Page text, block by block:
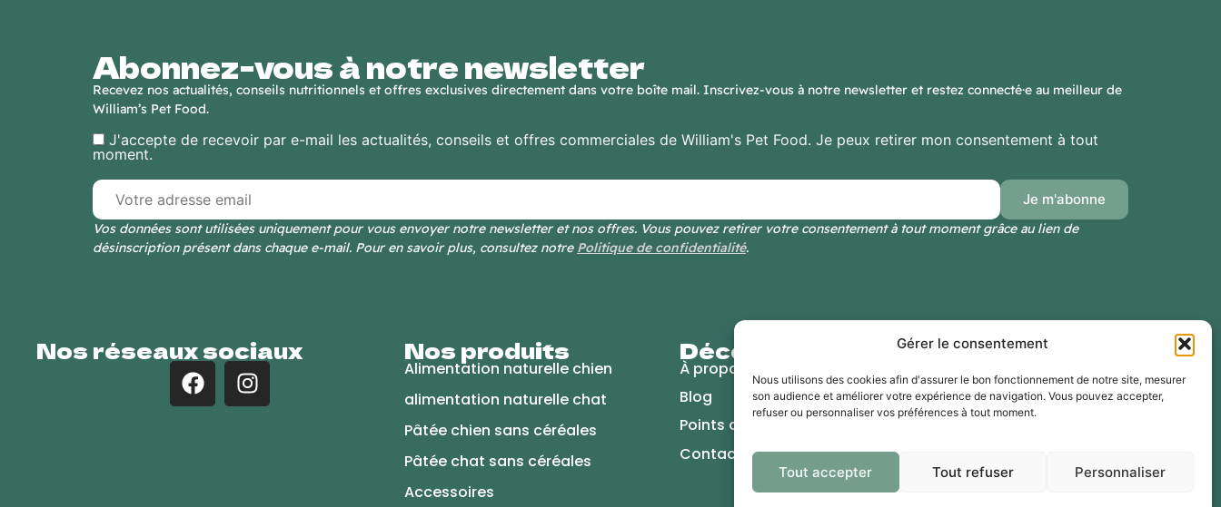
Gérer le consentement
Nous utilisons des cookies afin d'assurer le bon fonctionnement de notre site, mesurer
son audience et améliorer votre expérience de navigation. Vous pouvez accepter,
refuser ou personnaliser vos préférences à tout moment.
Tout accepter Tout refuser Personnaliser
Abonnez-vous à notre newsletter
Recevez nos actualités, conseils nutritionnels et offres exclusives directement dans votre boîte mail. Inscrivez-vous à notre newsletter et restez connecté·e au meilleur de
William’s Pet Food.
J'accepte de recevoir par e-mail les actualités, conseils et offres commerciales de William's Pet Food. Je peux retirer mon consentement à tout
moment.
Vos données sont utilisées uniquement pour vous envoyer notre newsletter et nos offres. Vous pouvez retirer votre consentement à tout moment grâce au lien de
désinscription présent dans chaque e-mail. Pour en savoir plus, consultez notre Politique de confidentialité.
Nos réseaux sociaux Nos produits
Alimentation naturelle chien
alimentation naturelle chat
Pâtée chien sans céréales
Pâtée chat sans céréales
Accessoires
Découvrir
À propos
Blog
Points de vente
Contactez-nous
Coordonnées
☎️ +33 (0)4-67-50-96-97
💌info@bubimex.com
34430 St-Jean-de-Védas